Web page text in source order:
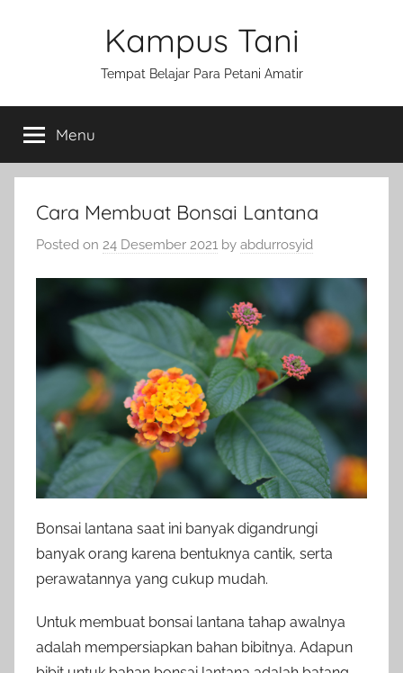
Kampus Tani
Tempat Belajar Para Petani Amatir
Menu
Cara Membuat Bonsai Lantana
Posted on 24 Desember 2021 by abdurrosyid
Bonsai lantana saat ini banyak digandrungi
banyak orang karena bentuknya cantik, serta
perawatannya yang cukup mudah.
Untuk membuat bonsai lantana tahap awalnya
adalah mempersiapkan bahan bibitnya. Adapun